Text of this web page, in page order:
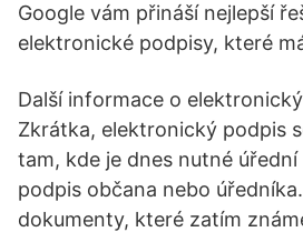
Google vám přináší nejlepší
elektronické podpisy, které
Další informace o
Zkrátka, elektronický podpis
tam, kde je dnes nutné
podpis občana nebo
dokumenty, které zatím